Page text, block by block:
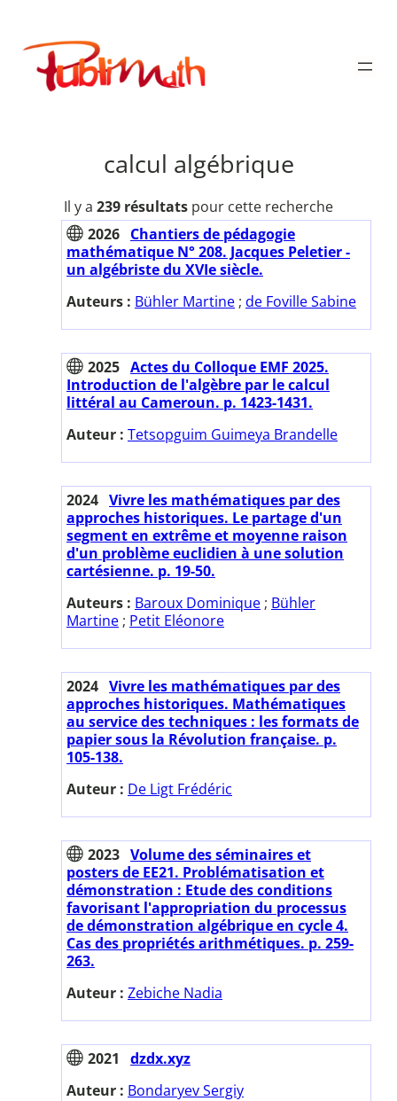
contenu
Publimath
calcul algébrique
Il y a 239 résultats pour cette recherche
2026 Chantiers de pédagogie
mathématique N° 208. Jacques Peletier -
un algébriste du XVIe siècle.
Auteurs : Bühler Martine ; de Foville Sabine
2025 Actes du Colloque EMF 2025.
Introduction de l'algèbre par le calcul
littéral au Cameroun. p. 1423-1431.
Auteur : Tetsopguim Guimeya Brandelle
2024 Vivre les mathématiques par des
approches historiques. Le partage d'un
segment en extrême et moyenne raison
d'un problème euclidien à une solution
cartésienne. p. 19-50.
Auteurs : Baroux Dominique ; Bühler
Martine ; Petit Eléonore
2024 Vivre les mathématiques par des
approches historiques. Mathématiques
au service des techniques : les formats de
papier sous la Révolution française. p.
105-138.
Auteur : De Ligt Frédéric
2023 Volume des séminaires et
posters de EE21. Problématisation et
démonstration : Etude des conditions
favorisant l'appropriation du processus
de démonstration algébrique en cycle 4.
Cas des propriétés arithmétiques. p. 259-
263.
Auteur : Zebiche Nadia
2021
dzdx.xyz
Auteur : Bondaryev Sergiy